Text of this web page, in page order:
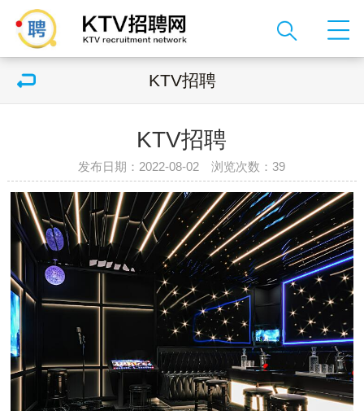
KTV招聘
KTV招聘
发布日期：2022-08-02 浏览次数：39